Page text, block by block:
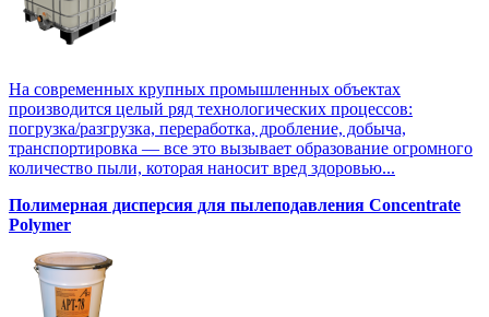
На современных крупных промышленных объектах
производится целый ряд технологических процессов:
погрузка/разгрузка, переработка, дробление, добыча,
транспортировка — все это вызывает образование огромного
количество пыли, которая наносит вред здоровью...
Полимерная дисперсия для пылеподавления Concentrate
Polymer